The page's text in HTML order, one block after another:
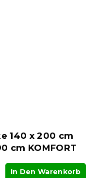
140 x 200 cm
cm KOMFORT
In Den Warenkorb